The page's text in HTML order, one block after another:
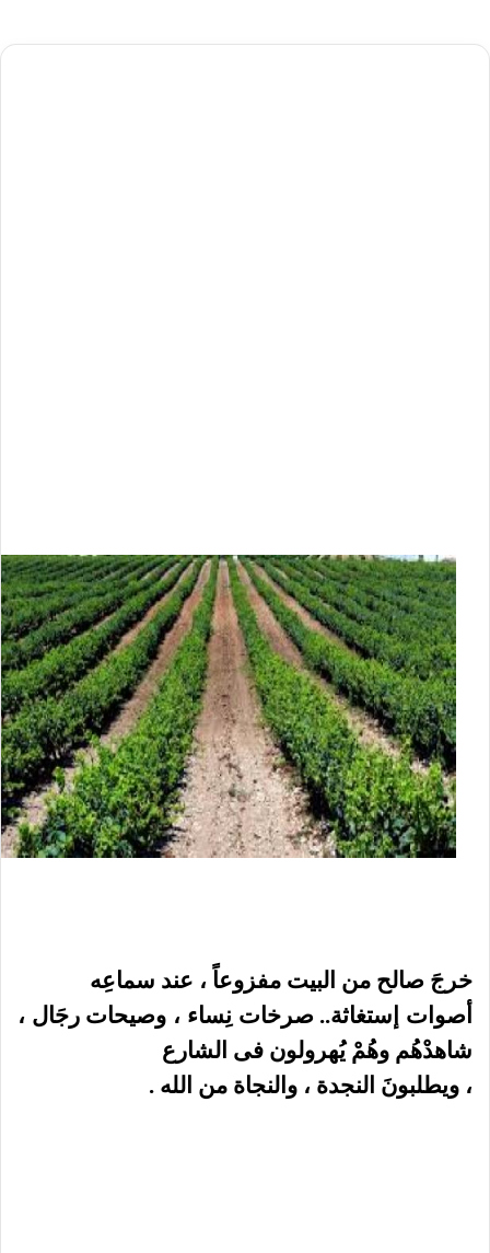
خرجَ صالح من البيت مفزوعاً ، عند سماعِه
أصوات إستغاثة.. صرخات نِساء ، وصيحات رجَال ،
شاهدْهُم وهُمْ يُهرولون فى الشارع
، ويطلبونَ النجدة ، والنجاة من الله .